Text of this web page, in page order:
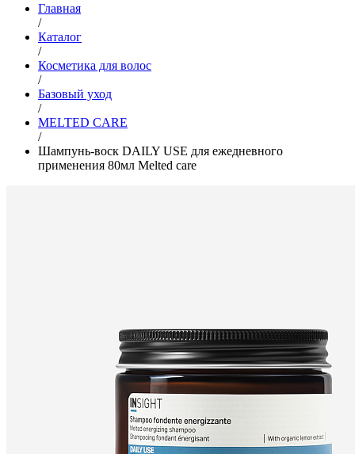
Главная
/
Каталог
/
Косметика для волос
/
Базовый уход
/
MELTED CARE
/
Шампунь-воск DAILY USE для ежедневного
применения 80мл Melted care